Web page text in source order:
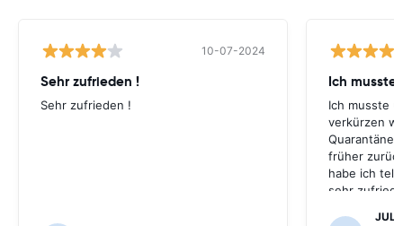
10-07-2024
Sehr zufrieden !
Sehr zufrieden !
Ich musste
Ich musste
verkürzen
Quarantäne
früher
habe ich
sehr